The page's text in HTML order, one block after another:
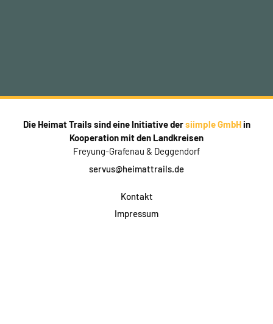
Die Heimat Trails sind eine Initiative dersiimple GmbHin
Kooperation mit den Landkreisen
Freyung-Grafenau & Deggendorf
servus@heimattrails.de
Kontakt
Impressum